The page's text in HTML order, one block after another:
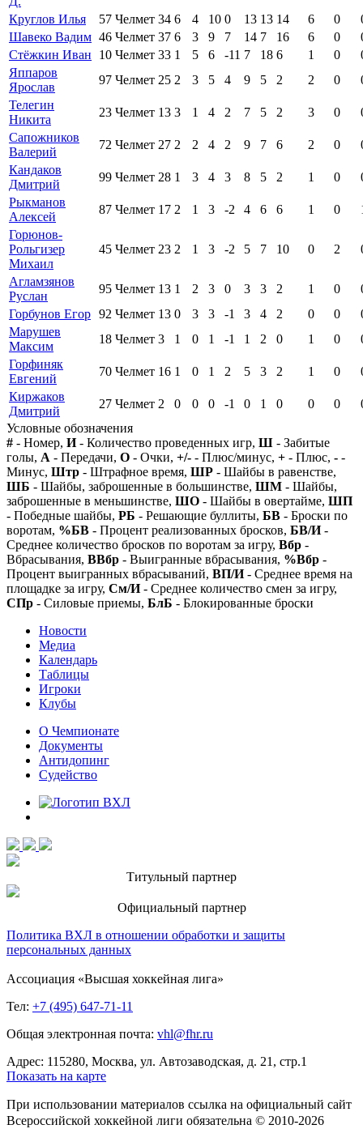
Круглов Илья
57 Челмет 34 6 4 10 0 13 13 14 6 0
Шавеко Вадим 46 Челмет 37 6 3 9 7 14 7 16 6 0
Стёжкин Иван
10 Челмет 33 1 5 6 -11 7 18 6 1 0
Яппаров
Ярослав
97 Челмет 25 2 3 5 4 9 5 2 2 0
Телегин
Никита
23 Челмет 13 3 1 4 2 7 5 2 3 0
Сапожников
Валерий
72 Челмет 27 2 2 4 2 9 7 6 2 0
Кандаков
Дмитрий
99 Челмет 28 1 3 4 3 8 5 2 1 0
Рыкманов
Алексей
87 Челмет 17 2 1 3 -2 4 6 6 1 0
Горюнов-
Рольгизер
Михаил
45 Челмет 23 2 1 3 -2 5 7 10 0 2
Агламзянов
Руслан
95 Челмет 13 1 2 3 0 3 3 2 1 0
Горбунов Егор 92 Челмет 13 0 3 3 -1 3 4 2 0 0
Марушев
Максим
18 Челмет 3 1 0 1 -1 1 2 0 1 0
Горфиняк
Евгений
70 Челмет 16 1 0 1 2 5 3 2 1 0
Киржаков
Дмитрий
27 Челмет 2 0 0 0 -1 0 1 0 0 0
Условные обозначения
# - Номер, И- Количество проведенных игр, Ш - Забитые
голы, А - Передачи, О - Очки, +/- - Плюс/минус, + - Плюс, - -
Минус, Штр - Штрафное время, ШР - Шайбы в равенстве,
ШБ - Шайбы, заброшенные в большинстве, ШМ - Шайбы,
заброшенные в меньшинстве, ШО - Шайбы в овертайме, ШП
- Победные шайбы, РБ - Решающие буллиты, БВ - Броски по
воротам, %БВ - Процент реализованных бросков, БВ/И-
Среднее количество бросков по воротам за игру, Вбр -
Вбрасывания, ВВбр - Выигранные вбрасывания, %Вбр -
Процент выигранных вбрасываний, ВП/И- Среднее время на
площадке за игру, См/И- Среднее количество смен за игру,
СПр - Силовые приемы, БлБ - Блокированные броски
Новости
Медиа
Календарь
Таблицы
Игроки
Клубы
О Чемпионате
Документы
Антидопинг
Судейство
Титульный партнер
Официальный партнер
Политика ВХЛ в отношении обработки и защиты
персональных данных
Ассоциация «Высшая хоккейная лига»
Тел: +7 (495) 647-71-11
Общая электронная почта: vhl@fhr.ru
Адрес: 115280, Москва, ул. Автозаводская, д. 21, стр.1
Показать на карте
При использовании материалов ссылка на официальный сайт
Всероссийской хоккейной лиги обязательна © 2010-2026